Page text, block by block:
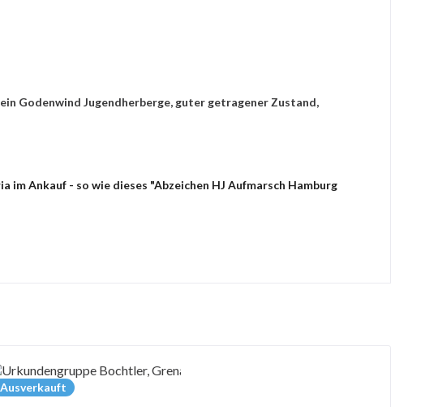
Godenwind Jugendherberge, guter getragener Zustand,
im Ankauf - so wie dieses "Abzeichen HJ Aufmarsch Hamburg
Ausverkauft